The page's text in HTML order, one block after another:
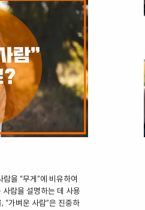
제 목소리가 나지 않는
을 “무게”에 비유하여
람을 설명하는 데 사용
“가벼운 사람”은 진중하